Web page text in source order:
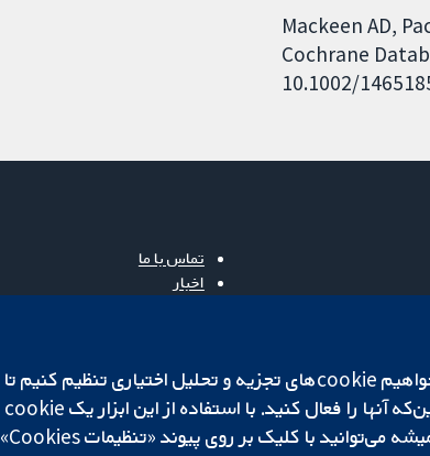
Mackeen AD,
Cochrane
10.1002/
تماس با ما
اخبار
Cochrane Library
ما برای کارکردن وب‌گاه از cookie‌های لازم استفاده می‌کنیم. ما همچنین می‌خواهیم cookie‌های تجزیه و تحلیل اختیاری تنظیم کنیم تا
روی دستگاه شما تنظیم می‌شود تا تنظیمات منتخب شما را به خاطر بسپارد. همیشه می‌توانید با کلیک بر روی پیوند «تنظیمات Cookies»